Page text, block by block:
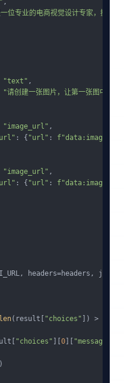
位专业的电商视觉设计专家，擅长
"text" ,
"请创建一张图片，让第一张图中的
"image_url" ,
: { "url" : f"data:image/
"image_url" ,
: { "url" : f"data:image/
headers=headers,
len(result[ "choices" ]) >
"choices" ][0][ "message"